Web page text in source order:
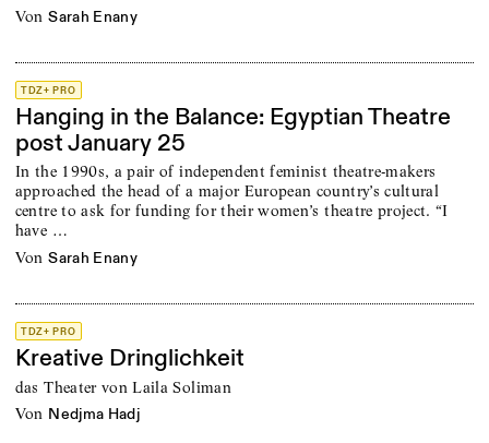
von Sarah Enany
TDZ+ PRO
Hanging in the Balance: Egyptian Theatre
post January 25
In the 1990s, a pair of independent feminist theatre-makers
approached the head of a major European country’s cultural
centre to ask for funding for their women’s theatre project. “I
have …
von Sarah Enany
TDZ+ PRO
Kreative Dringlichkeit
das Theater von Laila Soliman
von Nedjma Hadj